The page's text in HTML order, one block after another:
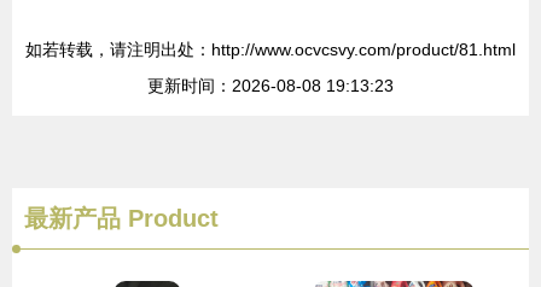
如若转载，请注明出处：http://www.ocvcsvy.com/product/81.html
更新时间：2026-08-08 19:13:23
最新产品 Product